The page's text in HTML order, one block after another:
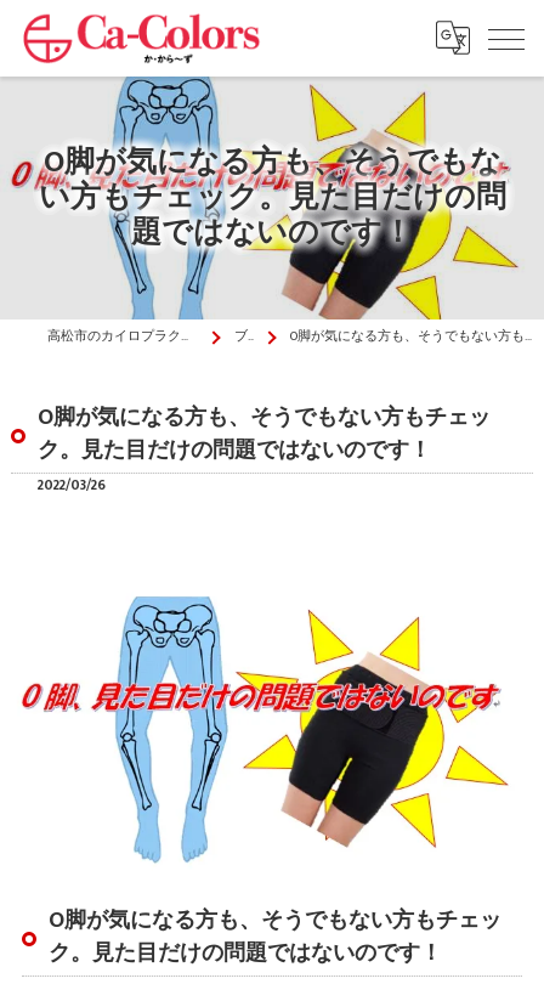
O脚が気になる方も、そうでもな
い方もチェック。見た目だけの問
題ではないのです！
高松市のカイロプラクティックはか・から～ず施術院 ブログ O脚が気になる方も、そうでもない方もチェック。見た目だけの問題ではないのです！
O脚が気になる方も、そうでもない方もチェッ
ク。見た目だけの問題ではないのです！
2022/03/26
O脚が気になる方も、そうでもない方もチェッ
ク。見た目だけの問題ではないのです！